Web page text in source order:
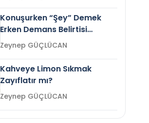
Konuşurken “Şey” Demek
Erken Demans Belirtisi
Olabilir mi?Zeynep GÜÇLÜCAN
Kahveye Limon Sıkmak
Zayıflatır mı?
Zeynep GÜÇLÜCAN